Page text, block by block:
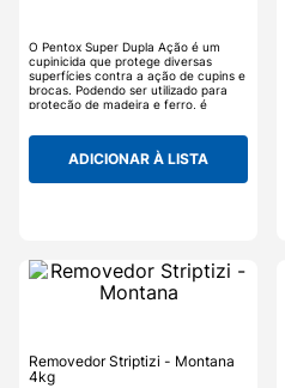
O Pentox Super Dupla Ação é um
cupinicida que protege diversas
superfícies contra a ação de cupins e
brocas. Podendo ser utilizado para
proteção de madeira e ferro, é
tratamento preventivo, pois possui
baixa toxicidade e ação
hidrorrepelente.
ADICIONAR À LISTA
Removedor Striptizi - Montana
4kg